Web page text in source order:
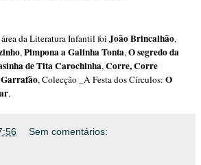
da Literatura Infantil foi João Brincalhão,
,Pimpona a Galinha Tonta,O segredo da
de Tita Carochinha,Corre, Corre
, Colecção _A Festa dos Círculos: O
.
Sem comentários: